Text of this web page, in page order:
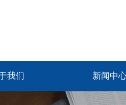
我们 新闻中